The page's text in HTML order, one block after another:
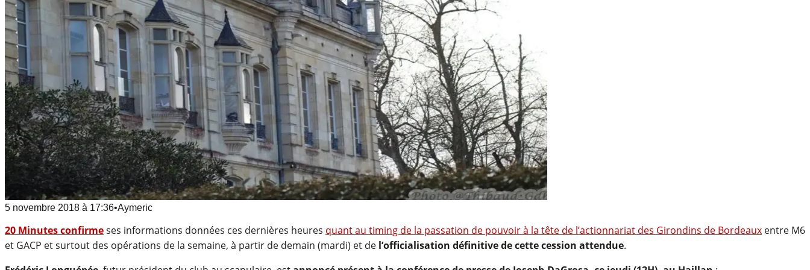
5 novembre 2018 à 17:36•Aymeric
20 Minutes confirmeses informations données ces dernières heures quant au timing de la passation de pouvoir à la tête de l’actionnariat des Girondins de Bordeaux entre M6
et GACP et surtout des opérations de la semaine, à partir de demain (mardi) et de l’officialisation définitive de cette cession attendue.